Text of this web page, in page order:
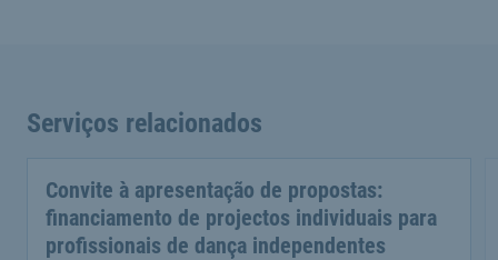
Serviços relacionados
Convite à apresentação de propostas:
financiamento de projectos individuais para
profissionais de dança independentes